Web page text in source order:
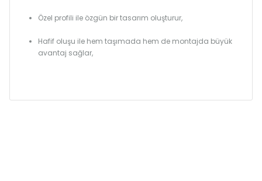
Özel profili ile özgün bir tasarım oluşturur,
Hafif oluşu ile hem taşımada hem de montajda büyük
avantaj sağlar,